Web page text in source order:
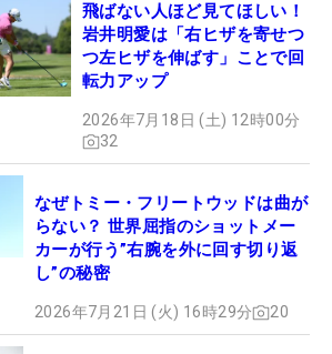
飛ばない人ほど見てほしい！
岩井明愛は「右ヒザを寄せつ
つ左ヒザを伸ばす」ことで回
転力アップ
2026年7月18日 (土) 12時00分
32
なぜトミー・フリートウッドは曲が
らない？ 世界屈指のショットメー
カーが行う”右腕を外に回す切り返
し”の秘密
2026年7月21日 (火) 16時29分 20